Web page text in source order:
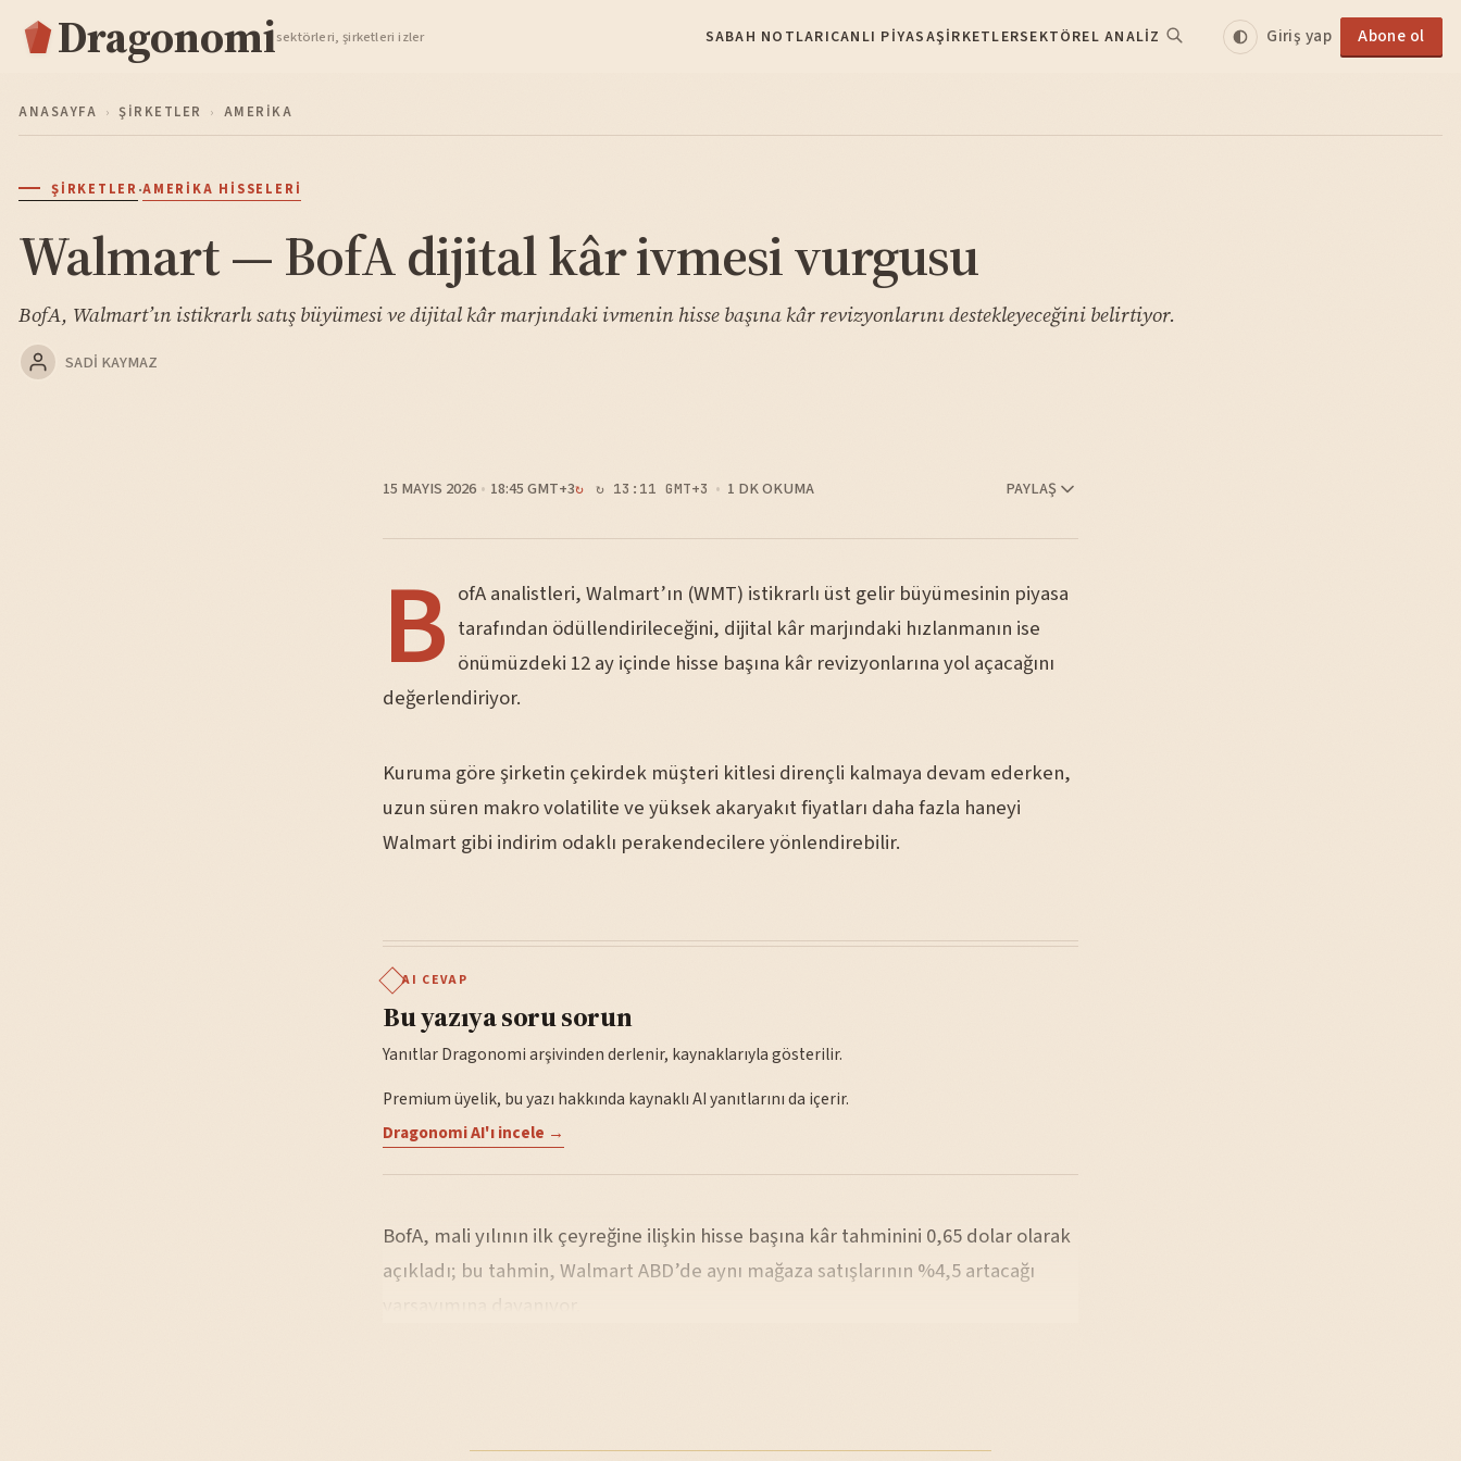
Dragonomisektörleri, şirketleri izler SABAH NOTLARICANLI PIYASAŞIRKETLERSEKTÖREL ANALIZ Giriş yap Abone ol
TAKIP ET
ANASAYFA › ŞIRKETLER › AMERIKA
ŞIRKETLER·AMERIKA HISSELERI
Walmart — BofA dijital kâr ivmesi vurgusu
BofA, Walmart’ın istikrarlı satış büyümesi ve dijital kâr marjındaki ivmenin hisse başına kâr revizyonlarını destekleyeceğini belirtiyor.
SADI KAYMAZ
15 MAYIS 2026 18:45 GMT+3 ↻ 13:11 GMT+3 1 DK OKUMA PAYLAŞ
B ofA analistleri, Walmart’ın (WMT) istikrarlı üst gelir büyümesinin piyasa
tarafından ödüllendirileceğini, dijital kâr marjındaki hızlanmanın ise
önümüzdeki 12 ay içinde hisse başına kâr revizyonlarına yol açacağını
değerlendiriyor.
Kuruma göre şirketin çekirdek müşteri kitlesi dirençli kalmaya devam ederken,
uzun süren makro volatilite ve yüksek akaryakıt fiyatları daha fazla haneyi
Walmart gibi indirim odaklı perakendecilere yönlendirebilir.
AI CEVAP
Bu yazıya soru sorun
Yanıtlar Dragonomi arşivinden derlenir, kaynaklarıyla gösterilir.
Premium üyelik, bu yazı hakkında kaynaklı AI yanıtlarını da içerir.
Dragonomi AI'ı incele →
BofA, mali yılının ilk çeyreğine ilişkin hisse başına kâr tahminini 0,65 dolar olarak
açıkladı; bu tahmin, Walmart ABD’de aynı mağaza satışlarının %4,5 artacağı
varsayımına dayanıyor.